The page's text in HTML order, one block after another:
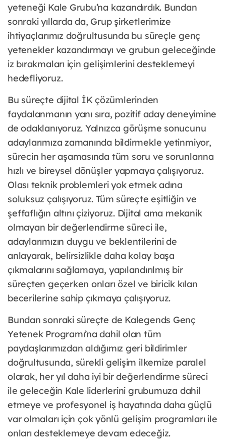
yeteneği Kale Grubu’na kazandırdık. Bundan
sonraki yıllarda da, Grup şirketlerimize
ihtiyaçlarımız doğrultusunda bu süreçle genç
yetenekler kazandırmayı ve grubun geleceğinde
iz bırakmaları için gelişimlerini desteklemeyi
hedefliyoruz.
Bu süreçte dijital İK çözümlerinden
faydalanmanın yanı sıra, pozitif aday deneyimine
de odaklanıyoruz. Yalnızca görüşme sonucunu
adaylarımıza zamanında bildirmekle yetinmiyor,
sürecin her aşamasında tüm soru ve sorunlarına
hızlı ve bireysel dönüşler yapmaya çalışıyoruz.
Olası teknik problemleri yok etmek adına
soluksuz çalışıyoruz. Tüm süreçte eşitliğin ve
şeffaflığın altını çiziyoruz. Dijital ama mekanik
olmayan bir değerlendirme süreci ile,
adaylarımızın duygu ve beklentilerini de
anlayarak, belirsizlikle daha kolay başa
çıkmalarını sağlamaya, yapılandırılmış bir
süreçten geçerken onları özel ve biricik kılan
becerilerine sahip çıkmaya çalışıyoruz.
Bundan sonraki süreçte de Kalegends Genç
Yetenek Programı’na dahil olan tüm
paydaşlarımızdan aldığımız geri bildirimler
doğrultusunda, sürekli gelişim ilkemize paralel
olarak, her yıl daha iyi bir değerlendirme süreci
ile geleceğin Kale liderlerini grubumuza dahil
etmeye ve profesyonel iş hayatında daha güçlü
var olmaları için çok yönlü gelişim programları ile
onları desteklemeye devam edeceğiz.